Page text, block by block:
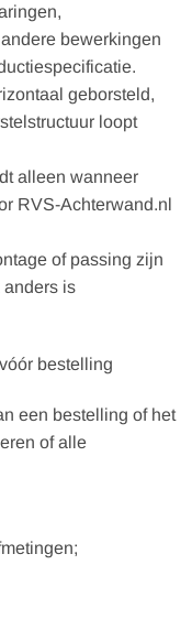
bewerkingen
geborsteld,
loopt
alleen wanneer
RVS-Achterwand.nl
of passing zijn
anders is
bestelling
een bestelling of het
of alle